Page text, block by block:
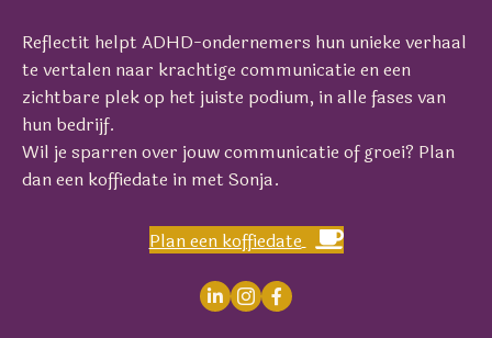
Reflectit helpt ADHD-ondernemers hun unieke verhaal
te vertalen naar krachtige communicatie en een
zichtbare plek op het juiste podium, in alle fases van
hun bedrijf.
Wil je sparren over jouw communicatie of groei? Plan
dan een koffiedate in met Sonja.
Plan een koffiedate